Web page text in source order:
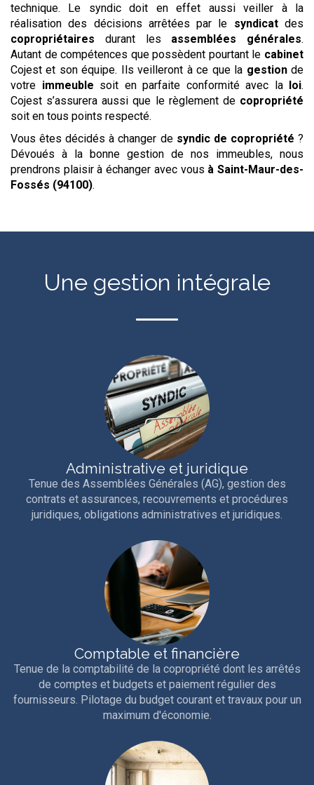
technique. Le syndic doit en effet aussi veiller à la
réalisation des décisions arrêtées par le syndicatdes
copropriétaires durant les assemblées générales.
Autant de compétences que possèdent pourtant le cabinet
Cojest et son équipe. Ils veilleront à ce que la gestionde
votre immeuble soit en parfaite conformité avec la loi.
Cojest s’assurera aussi que le règlement de copropriété
soit en tous points respecté.
Vous êtes décidés à changer de syndic de copropriété ?
Dévoués à la bonne gestion de nos immeubles, nous
prendrons plaisir à échanger avec vous à Saint-Maur-des-
Fossés (94100).
Une gestion intégrale
Administrative et juridique
Tenue des Assemblées Générales (AG), gestion des
contrats et assurances, recouvrements et procédures
juridiques, obligations administratives et juridiques.
Comptable et financière
Tenue de la comptabilité de la copropriété dont les arrêtés
de comptes et budgets et paiement régulier des
fournisseurs. Pilotage du budget courant et travaux pour un
maximum d'économie.